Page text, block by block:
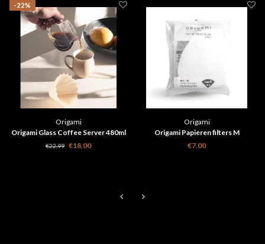
-22%
Origami
Origami Glass Coffee Server 480ml
€22,99 €18,00
Origami
Origami Papieren filters M
€7,00